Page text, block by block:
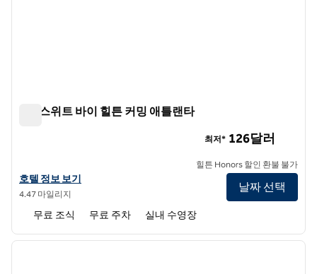
홈2 스위트 바이 힐튼 커밍 애틀랜타
홈2 스위트 바이 힐튼 커밍 애틀랜타의 호텔 정보 보기
호텔 정보 보기
4.47 마일리지
최저* 126달러
힐튼 Honors 할인 환불 불가
날짜 선택
무료 조식 무료 주차 실내 수영장
1/12
다음